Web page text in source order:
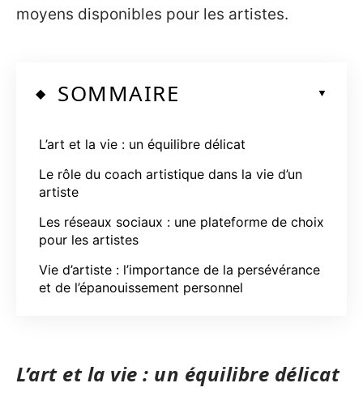
moyens disponibles pour les artistes.
SOMMAIRE
L’art et la vie : un équilibre délicat
Le rôle du coach artistique dans la vie d’un
artiste
Les réseaux sociaux : une plateforme de choix
pour les artistes
Vie d’artiste : l’importance de la persévérance
et de l’épanouissement personnel
L’art et la vie : un équilibre délicat